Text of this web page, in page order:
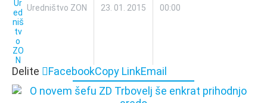
Uredništvo ZON 23. 01. 2015 00:00
Delite FacebookCopy LinkEmail